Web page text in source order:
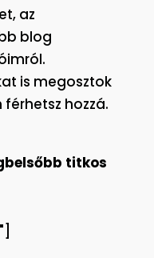
az
blog
is megosztok
hozzá.
titkos